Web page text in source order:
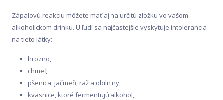
Zápalovú reakciu môžete mať aj na určitú zložku vo vašom
alkoholickom drinku. U ľudí sa najčastejšie vyskytuje intolerancia
na tieto látky:
hrozno,
chmeľ,
pšenica, jačmeň, raž a obilniny,
kvasnice, ktoré fermentujú alkohol,